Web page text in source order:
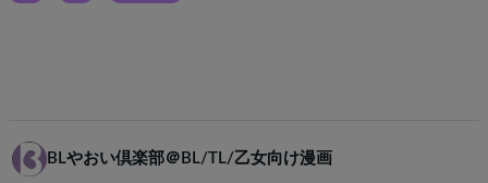
BLやおい倶楽部＠BL/TL/乙女向け漫画